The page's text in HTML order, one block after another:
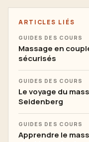
ARTICLES LIÉS
GUIDES DES COURS
Massage en
sécurisés
GUIDES DES COURS
Le voyage du
Seidenberg
GUIDES DES COURS
Apprendre le